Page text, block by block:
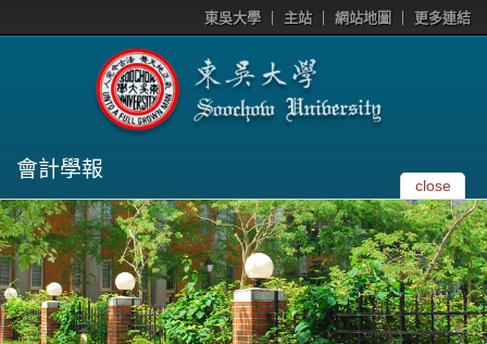
東吳大學 主站 網站地圖 更多連結
會計學報
close